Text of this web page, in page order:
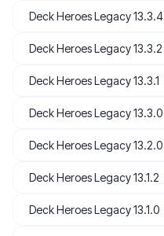
Deck Heroes Legacy 13.3.4
Deck Heroes Legacy 13.3.2
Deck Heroes Legacy 13.3.1
Deck Heroes Legacy 13.3.0
Deck Heroes Legacy 13.2.0
Deck Heroes Legacy 13.1.2
Deck Heroes Legacy 13.1.0